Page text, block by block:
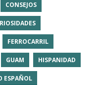
CONSEJOS
FERROCARRIL
GUAM HISPANIDAD
ESPAÑOL